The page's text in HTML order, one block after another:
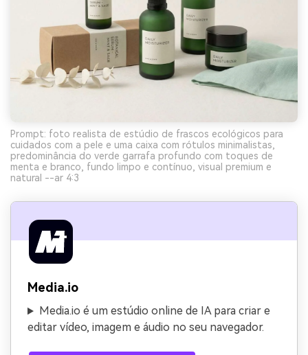
Prompt: foto realista de estúdio de frascos ecológicos para
cuidados com a pele e uma caixa com rótulos minimalistas,
predominância do verde garrafa profundo com toques de
menta e branco, fundo limpo e contínuo, visual premium e
natural --ar 4:3
Media.io
Media.io é um estúdio online de IA para criar e
editar vídeo, imagem e áudio no seu navegador.